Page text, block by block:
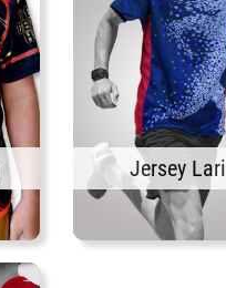
Jersey Lari